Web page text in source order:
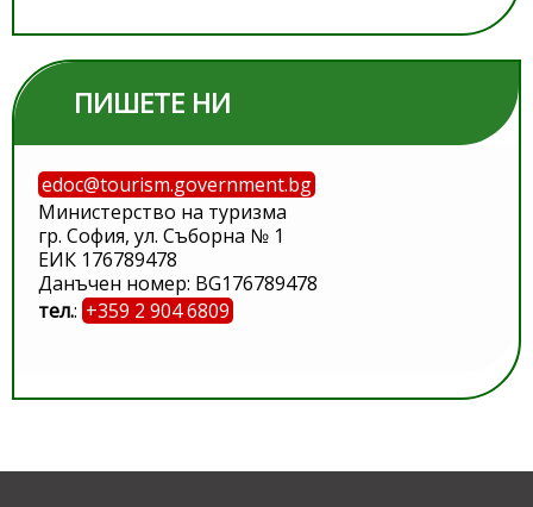
ПИШЕТЕ НИ
edoc@tourism.government.bg
Министерство на туризма
гр. София, ул. Съборна № 1
ЕИК 176789478
Данъчен номер: BG176789478
тел.: +359 2 904 6809